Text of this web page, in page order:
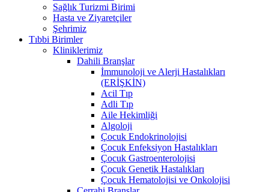
Sağlık Turizmi Birimi
Hasta ve Ziyaretçiler
Şehrimiz
Tıbbi Birimler
Kliniklerimiz
Dahili Branşlar
İmmunoloji ve Alerji Hastalıkları
(ERİŞKİN)
Acil Tıp
Adli Tıp
Aile Hekimliği
Algoloji
Çocuk Endokrinolojisi
Çocuk Enfeksiyon Hastalıkları
Çocuk Gastroenterolojisi
Çocuk Genetik Hastalıkları
Çocuk Hematolojisi ve Onkolojisi